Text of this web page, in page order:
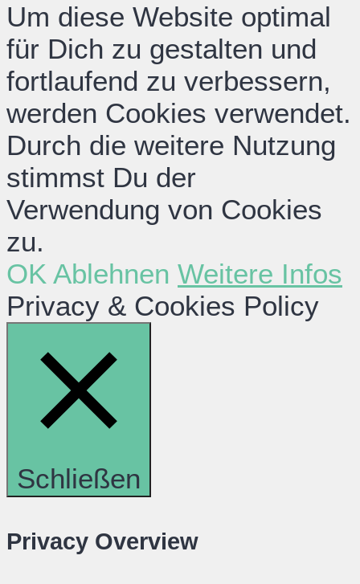
Um diese Website optimal
für Dich zu gestalten und
fortlaufend zu verbessern,
werden Cookies verwendet.
Durch die weitere Nutzung
stimmst Du der
Verwendung von Cookies
zu.
OK Ablehnen Weitere Infos
Privacy & Cookies Policy
Schließen
Privacy Overview